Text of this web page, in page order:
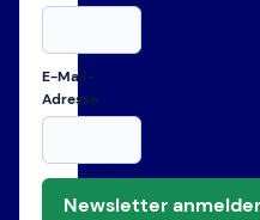
E-Mail-
Adresse
Newsletter